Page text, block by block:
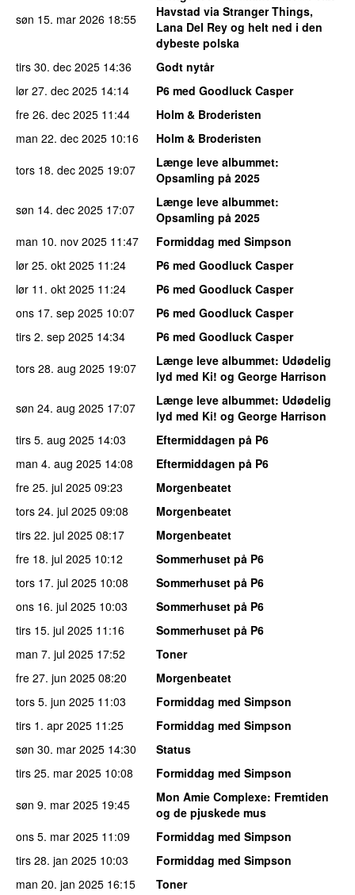
søn 15. mar 2026 18:55
Havstad via Stranger Things,
Lana Del Rey og helt ned i den
dybeste polska
tirs 30. dec 2025 14:36
Godt nytår
lør 27. dec 2025 14:14
P6 med Goodluck Casper
fre 26. dec 2025 11:44
Holm & Broderisten
man 22. dec 2025 10:16
Holm & Broderisten
tors 18. dec 2025 19:07 Længe leve albummet:
Opsamling på 2025
søn 14. dec 2025 17:07 Længe leve albummet:
Opsamling på 2025
man 10. nov 2025 11:47
Formiddag med Simpson
lør 25. okt 2025 11:24
P6 med Goodluck Casper
lør 11. okt 2025 11:24
P6 med Goodluck Casper
ons 17. sep 2025 10:07
P6 med Goodluck Casper
tirs 2. sep 2025 14:34
P6 med Goodluck Casper
tors 28. aug 2025 19:07 Længe leve albummet: Udødelig
lyd med Ki! og George Harrison
søn 24. aug 2025 17:07 Længe leve albummet: Udødelig
lyd med Ki! og George Harrison
tirs 5. aug 2025 14:03
Eftermiddagen på P6
man 4. aug 2025 14:08
Eftermiddagen på P6
fre 25. jul 2025 09:23
Morgenbeatet
tors 24. jul 2025 09:08
Morgenbeatet
tirs 22. jul 2025 08:17
Morgenbeatet
fre 18. jul 2025 10:12
Sommerhuset på P6
tors 17. jul 2025 10:08
Sommerhuset på P6
ons 16. jul 2025 10:03
Sommerhuset på P6
tirs 15. jul 2025 11:16
Sommerhuset på P6
man 7. jul 2025 17:52
Toner
fre 27. jun 2025 08:20
Morgenbeatet
tors 5. jun 2025 11:03
Formiddag med Simpson
tirs 1. apr 2025 11:25
Formiddag med Simpson
søn 30. mar 2025 14:30
Status
tirs 25. mar 2025 10:08
Formiddag med Simpson
søn 9. mar 2025 19:45 Mon Amie Complexe: Fremtiden
og de pjuskede mus
ons 5. mar 2025 11:09
Formiddag med Simpson
tirs 28. jan 2025 10:03
Formiddag med Simpson
man 20. jan 2025 16:15
Toner